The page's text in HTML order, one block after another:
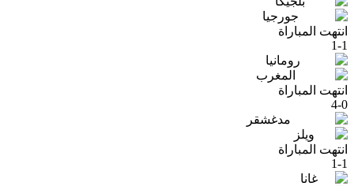
جورجيا
انتهت المباراة
1-1
رومانيا
المغرب
انتهت المباراة
4-0
مدغشقر
ويلز
انتهت المباراة
1-1
غانا